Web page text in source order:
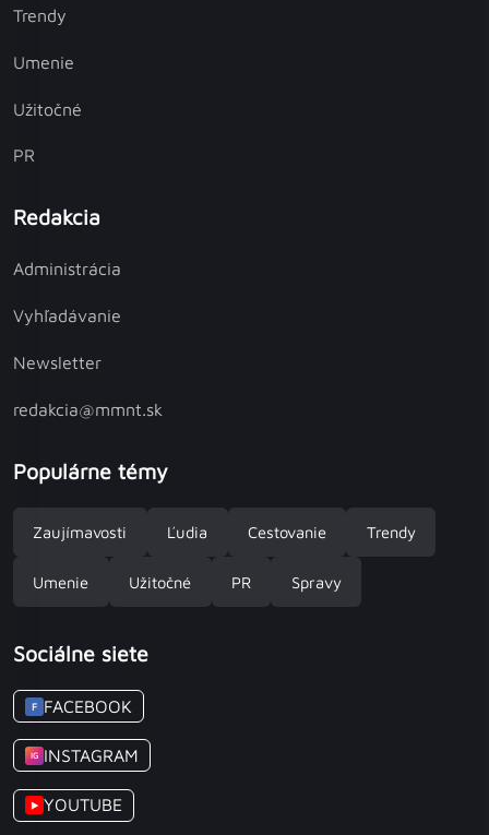
Trendy
Umenie
Užitočné
PR
Redakcia
Administrácia
Vyhľadávanie
Newsletter
redakcia@mmnt.sk
Populárne témy
Zaujímavosti Ľudia Cestovanie Trendy
Umenie Užitočné PR Spravy
Sociálne siete
F FACEBOOK
IG INSTAGRAM
▶ YOUTUBE